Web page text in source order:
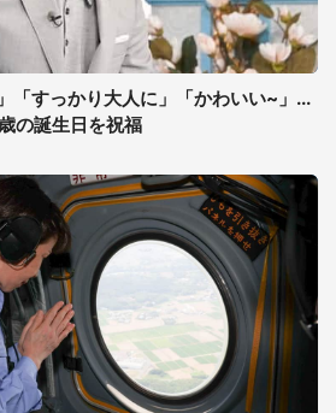
「すっかり大人に」「かわいい~」...
の誕生日を祝福